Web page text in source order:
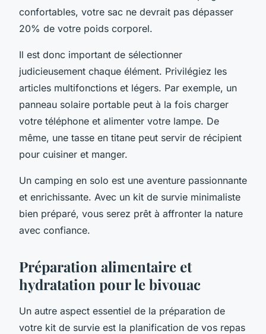
confortables, votre sac ne devrait pas dépasser
20% de votre poids corporel.
Il est donc important de sélectionner
judicieusement chaque élément. Privilégiez les
articles multifonctions et légers. Par exemple, un
panneau solaire portable peut à la fois charger
votre téléphone et alimenter votre lampe. De
même, une tasse en titane peut servir de récipient
pour cuisiner et manger.
Un camping en solo est une aventure passionnante
et enrichissante. Avec un kit de survie minimaliste
bien préparé, vous serez prêt à affronter la nature
avec confiance.
Préparation alimentaire et
hydratation pour le bivouac
Un autre aspect essentiel de la préparation de
votre kit de survie est la planification de vos repas